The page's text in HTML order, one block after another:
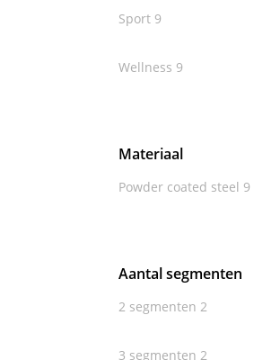
Sport 9
Wellness 9
Materiaal
Powder coated steel 9
Aantal segmenten
2 segmenten 2
3 segmenten 2